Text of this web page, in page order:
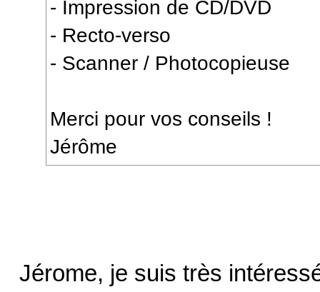
- Impression de CD/DVD
- Recto-verso
- Scanner / Photocopieuse
Merci pour vos conseils !
Jérôme
Jérome, je suis très